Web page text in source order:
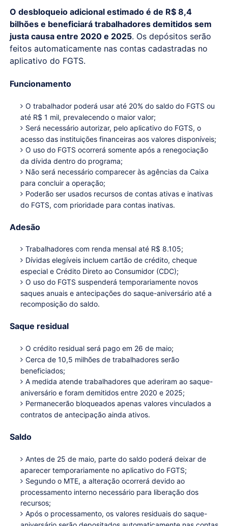
O desbloqueio adicional estimado é de R$ 8,4
bilhões e beneficiará trabalhadores demitidos sem
justa causa entre 2020 e 2025. Os depósitos serão
feitos automaticamente nas contas cadastradas no
aplicativo do FGTS.
Funcionamento
O trabalhador poderá usar até 20% do saldo do FGTS ou
até R$ 1 mil, prevalecendo o maior valor;
Será necessário autorizar, pelo aplicativo do FGTS, o
acesso das instituições financeiras aos valores disponíveis;
O uso do FGTS ocorrerá somente após a renegociação
da dívida dentro do programa;
Não será necessário comparecer às agências da Caixa
para concluir a operação;
Poderão ser usados recursos de contas ativas e inativas
do FGTS, com prioridade para contas inativas.
Adesão
Trabalhadores com renda mensal até R$ 8.105;
Dívidas elegíveis incluem cartão de crédito, cheque
especial e Crédito Direto ao Consumidor (CDC);
O uso do FGTS suspenderá temporariamente novos
saques anuais e antecipações do saque-aniversário até a
recomposição do saldo.
Saque residual
O crédito residual será pago em 26 de maio;
Cerca de 10,5 milhões de trabalhadores serão
beneficiados;
A medida atende trabalhadores que aderiram ao saque-
aniversário e foram demitidos entre 2020 e 2025;
Permanecerão bloqueados apenas valores vinculados a
contratos de antecipação ainda ativos.
Saldo
Antes de 25 de maio, parte do saldo poderá deixar de
aparecer temporariamente no aplicativo do FGTS;
Segundo o MTE, a alteração ocorrerá devido ao
processamento interno necessário para liberação dos
recursos;
Após o processamento, os valores residuais do saque-